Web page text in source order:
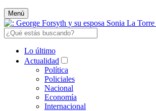
Menú
Lo último
Actualidad
Política
Policiales
Nacional
Economía
Internacional